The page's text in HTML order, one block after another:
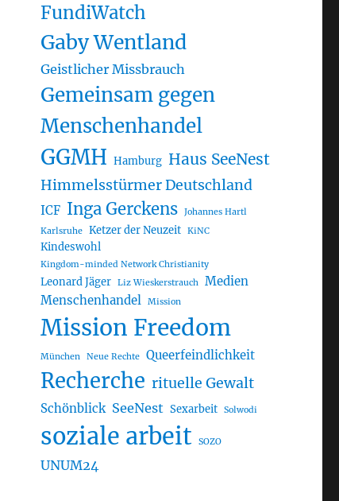
FundiWatch
Gaby Wentland
Geistlicher Missbrauch
Gemeinsam gegen
Menschenhandel
GGMH Hamburg Haus SeeNest
Himmelsstürmer Deutschland
ICF Inga Gerckens
Johannes Hartl
Karlsruhe
Ketzer der Neuzeit KiNC
Kindeswohl
Kingdom-minded Network Christianity
Leonard Jäger Liz Wieskerstrauch
Medien
Menschenhandel
Mission
Mission Freedom
München Neue Rechte Queerfeindlichkeit
Recherche rituelle Gewalt
Schönblick SeeNest Sexarbeit Solwodi
soziale arbeit SOZO
UNUM24